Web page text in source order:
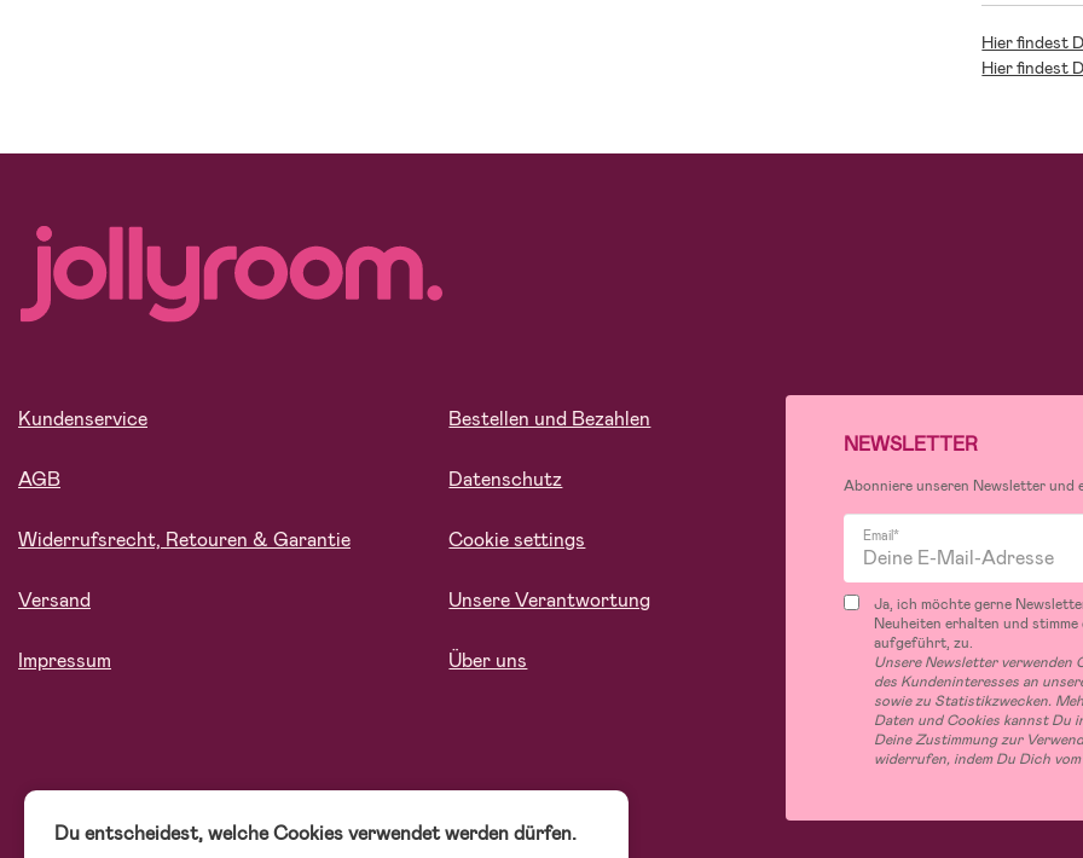
Hier findest
Hier findest
Kundenservice
AGB
Widerrufsrecht, Retouren & Garantie
Versand
Impressum
Bestellen und Bezahlen
Datenschutz
Cookie settings
Unsere Verantwortung
Über uns
NEWSLETTER
Abonniere unseren Newsletter und
Email*
Ja, ich möchte gerne
Neuheiten erhalten und
aufgeführt, zu.
Unsere Newsletter verwenden
des Kundeninteresses an
sowie zu Statistikzwecken.
Daten und Cookies kannst Du
Deine Zustimmung zur
widerrufen, indem Du Dich
Du entscheidest, welche Cookies verwendet werden dürfen.